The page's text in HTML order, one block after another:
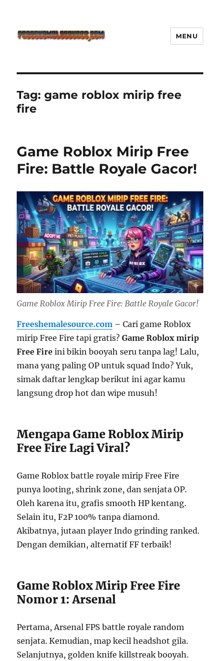
Defense Main Game Ini Pasti
Ketagihan!
MENU
Tag:game roblox mirip free
fire
Game Roblox Mirip Free
Fire: Battle Royale Gacor!
Game Roblox Mirip Free Fire: Battle Royale Gacor!
Freeshemalesource.com – Cari game Roblox
mirip Free Fire tapi gratis?Game Roblox mirip
Free Fire ini bikin booyah seru tanpa lag! Lalu,
mana yang paling OP untuk squad Indo? Yuk,
simak daftar lengkap berikut ini agar kamu
langsung drop hot dan wipe musuh!
Mengapa Game Roblox Mirip
Free Fire Lagi Viral?
Game Roblox battle royale mirip Free Fire
punya looting, shrink zone, dan senjata OP.
Oleh karena itu, grafis smooth HP kentang.
Selain itu, F2P 100% tanpa diamond.
Akibatnya, jutaan player Indo grinding ranked.
Dengan demikian, alternatif FF terbaik!
Game Roblox Mirip Free Fire
Nomor 1: Arsenal
Pertama, Arsenal FPS battle royale random
senjata. Kemudian, map kecil headshot gila.
Selanjutnya, golden knife killstreak booyah.